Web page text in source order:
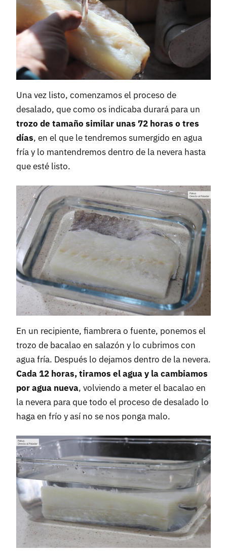
Una vez listo, comenzamos el proceso de
desalado, que como os indicaba durará para un
trozo de tamaño similar unas 72 horas o tres
días, en el que le tendremos sumergido en agua
fría y lo mantendremos dentro de la nevera hasta
que esté listo.
En un recipiente, fiambrera o fuente, ponemos el
trozo de bacalao en salazón y lo cubrimos con
agua fría. Después lo dejamos dentro de la nevera.
Cada 12 horas, tiramos el agua y la cambiamos
por agua nueva, volviendo a meter el bacalao en
la nevera para que todo el proceso de desalado lo
haga en frío y así no se nos ponga malo.